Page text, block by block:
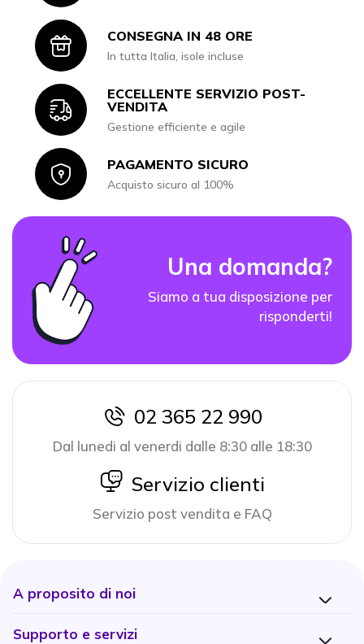
IconCONSEGNA IN 48 ORE
In tutta Italia, isole incluse
Icon
ECCELLENTE SERVIZIO POST-
VENDITA
Gestione efficiente e agile
IconPAGAMENTO SICURO
Acquisto sicuro al 100%
Una domanda?
Siamo a tua disposizione per
risponderti!
icon
02 365 22 990
Dal lunedi al venerdi dalle 8:30 alle 18:30
icon
Servizio clienti
Servizio post vendita e FAQ
A proposito di noi
Supporto e servizi